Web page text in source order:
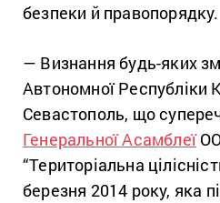
безпеки й правопорядку.
— Визнання будь-яких
Автономної Республіки
Севастополь, що
Генеральної Асамблеї
“Територіальна
березня 2014 року, яка